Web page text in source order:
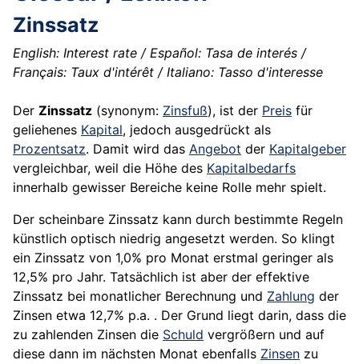
Zinssatz
English: Interest rate / Español: Tasa de interés /
Français: Taux d'intérêt / Italiano: Tasso d'interesse
Der Zinssatz (synonym: Zinsfuß), ist der Preis für
geliehenes Kapital, jedoch ausgedrückt als
Prozentsatz. Damit wird das Angebot der Kapitalgeber
vergleichbar, weil die Höhe des Kapitalbedarfs
innerhalb gewisser Bereiche keine Rolle mehr spielt.
Der scheinbare Zinssatz kann durch bestimmte Regeln
künstlich optisch niedrig angesetzt werden. So klingt
ein Zinssatz von 1,0% pro Monat erstmal geringer als
12,5% pro Jahr. Tatsächlich ist aber der effektive
Zinssatz bei monatlicher Berechnung und Zahlung der
Zinsen etwa 12,7% p.a. . Der Grund liegt darin, dass die
zu zahlenden Zinsen die Schuld vergrößern und auf
diese dann im nächsten Monat ebenfalls Zinsen zu